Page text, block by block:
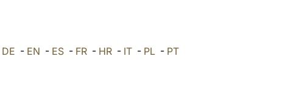
DE - EN - ES- FR- HR- IT- PL- PT